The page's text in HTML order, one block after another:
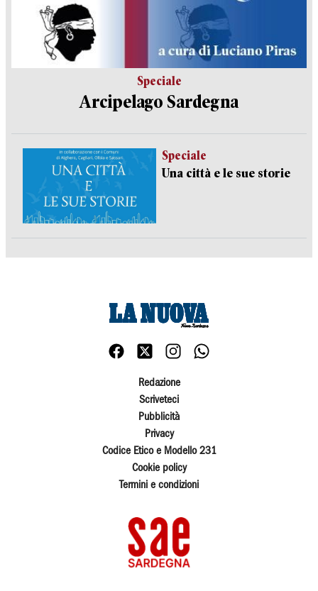
Speciale
Arcipelago Sardegna
Speciale
Una città e le sue storie
Redazione
Scriveteci
Pubblicità
Privacy
Codice Etico e Modello 231
Cookie policy
Termini e condizioni